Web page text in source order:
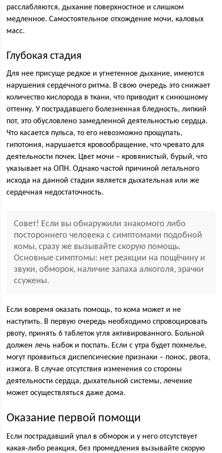
расслабляются, дыхание поверхностное и слишком
медленное. Самостоятельное отхождение мочи, каловых
масс.
Глубокая стадия
Для нее присуще редкое и угнетенное дыхание, имеются
нарушения сердечного ритма. В свою очередь это снижает
количество кислорода в ткани, что приводит к синюшному
оттенку. У пострадавшего болезненная бледность, липкий
пот, это обусловлено замедленной деятельностью сердца.
Что касается пульса, то его невозможно прощупать,
гипотония, нарушается кровообращение, что чревато для
деятельности почек. Цвет мочи – кровянистый, бурый, что
указывает на ОПН. Однако частой причиной летального
исхода на данной стадии является дыхательная или же
сердечная недостаточность.
Совет! Если вы обнаружили знакомого либо
постороннего человека с симптомами подобной
комы, сразу же вызывайте скорую помощь.
Основные симптомы: нет реакции на пощёчину и
звуки, обморок, наличие запаха алкоголя, зрачки
ссужены.
Если вовремя оказать помощь, то кома может и не
наступить. В первую очередь необходимо спровоцировать
рвоту, принять 6 таблеток угля активированного. Больной
должен лечь набок и поспать. Если с утра будет похмелье,
могут проявиться диспепсические признаки – понос, рвота,
изжога. В случае отсутствия изменения со стороны
деятельности сердца, дыхательной системы, лечение
может осуществляться даже дома.
Оказание первой помощи
Если пострадавший упал в обморок и у него отсутствует
какая-либо реакция, без промедления вызывайте скорую